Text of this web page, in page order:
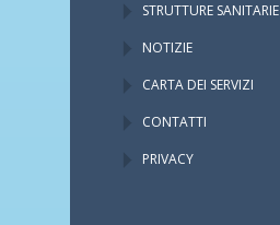
STRUTTURE SANITARIE
NOTIZIE
CARTA DEI SERVIZI
CONTATTI
PRIVACY